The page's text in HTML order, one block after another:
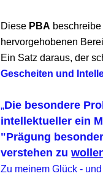
Diese PBA beschreibe
hervorgehobenen
Ein Satz daraus, der
Gescheiten und
„Die besondere
intellektueller ein
"Prägung
verstehen zu
Zu meinem Glück -